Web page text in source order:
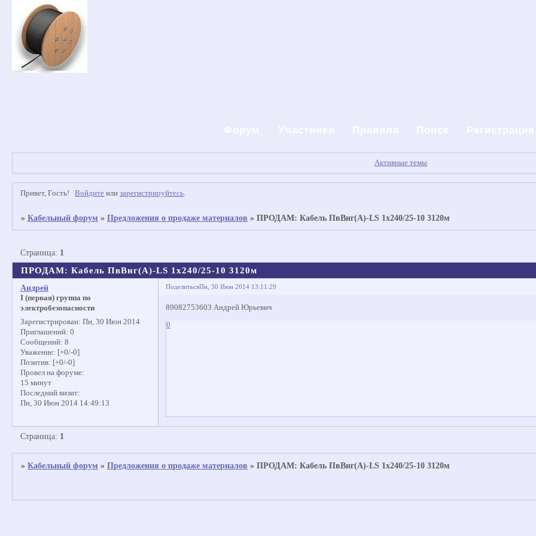
Активные темы
Привет, Гость! Войдите илизарегистрируйтесь
»Кабельный форум »Предложения о продаже материалов »ПРОДАМ: Кабель ПвВнг(А)-LS 1х240/25-10 3120м
ПРОДАМ: Кабель ПвВнг(А)-LS 1х240/25-10 3120м
Страница: 1
ПоделитьсяПн, 30 Июн 2014 13:11:29
Андрей
I (первая) группа по
электробезопасности
Зарегистрирован: Пн, 30 Июн 2014
Приглашений: 0
Сообщений: 8
Уважение: [+0/-0]
Позитив: [+0/-0]
Провел на форуме:
15 минут
Последний визит:
Пн, 30 Июн 2014 14:49:13
89082753603 Андрей Юрьевич
0
Страница: 1
»Кабельный форум »Предложения о продаже материалов »ПРОДАМ: Кабель ПвВнг(А)-LS 1х240/25-10 3120м